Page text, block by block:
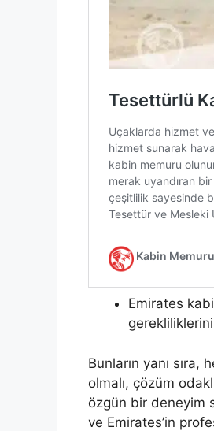
Emirates
Bunların yanı
olmalı, çözüm
özgün bir deneyim
ve Emirates’in